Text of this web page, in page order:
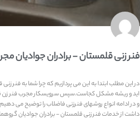
فنر زنی قلمستان - برادران جوادیان
در این مطلب ابتدا به این می پردازیم که چرا شما به فنر زنی
اید و ریشه مشکل کجاست.سپس سرویسکار مجرب فنر زن
و در ادامه انواع روشهای فنرزنی فاضلاب را توضیح می
داشت از خدمات فنر زنی قلمستان - برادران جوادیان